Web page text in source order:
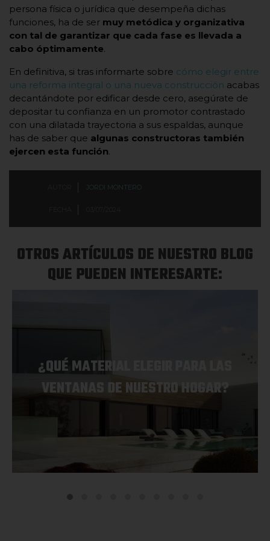
persona física o jurídica que desempeña dichas
funciones, ha de ser muy metódica y organizativa
con tal de garantizar que cada fase es llevada a
cabo óptimamente.
En definitiva, si tras informarte sobre cómo elegir entre
una reforma integral o una nueva construcción acabas
decantándote por edificar desde cero, asegúrate de
depositar tu confianza en un promotor contrastado
con una dilatada trayectoria a sus espaldas, aunque
has de saber que algunas constructoras también
ejercen esta función.
JORDI MONTERO
OTROS ARTÍCULOS DE NUESTRO BLOG
QUE PUEDEN INTERESARTE:
¿QUÉ MATERIAL ELEGIR PARA LAS
VENTANAS DE NUESTRO HOGAR?